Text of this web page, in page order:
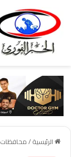
الرئيسية/محافظات